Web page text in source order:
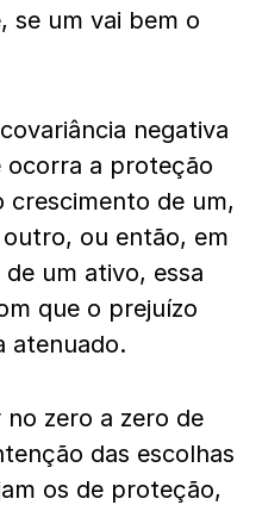
se um vai bem o
negativa
ocorra a proteção
de um,
ou então, em
um ativo, essa
que o prejuízo
atenuado.
zero a zero de
das escolhas
os de proteção,